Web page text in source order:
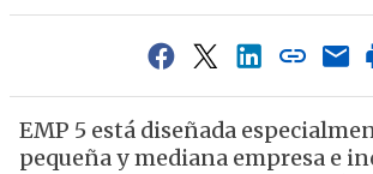
EMP 5 está diseñada
pequeña y mediana empresa e